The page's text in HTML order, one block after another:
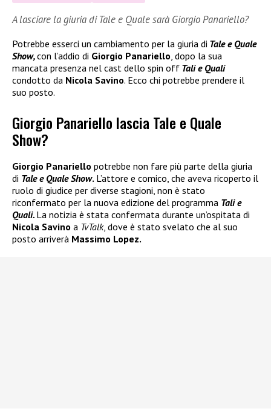
A lasciare la giuria di Tale e Quale sarà Giorgio Panariello?
Potrebbe esserci un cambiamento per la giuria di Tale e Quale
Show,con l’addio di Giorgio Panariello , dopo la sua
mancata presenza nel cast dello spin off Tali e Quali
condotto da Nicola Savino. Ecco chi potrebbe prendere il
suo posto.
Giorgio Panariello lascia Tale e Quale
Show?
Giorgio Panariello potrebbe non fare più parte della giuria
di Tale e Quale Show. L’attore e comico, che aveva ricoperto il
ruolo di giudice per diverse stagioni, non è stato
riconfermato per la nuova edizione del programma Tali e
Quali. La notizia è stata confermata durante un’ospitata di
Nicola Savino a TvTalk, dove è stato svelato che al suo
posto arriverà Massimo Lopez.